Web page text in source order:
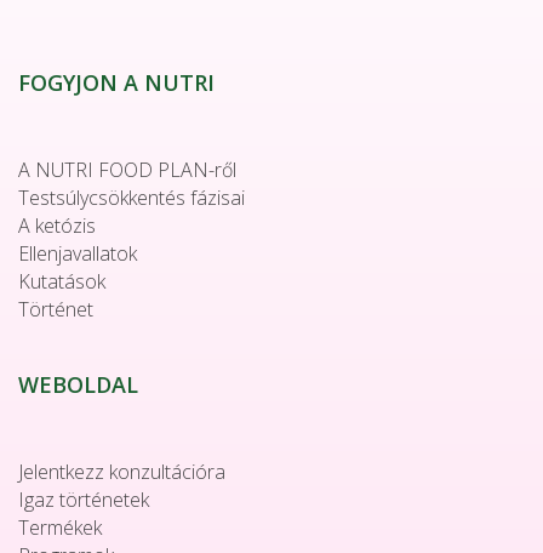
FOGYJON A NUTRI
A NUTRI FOOD PLAN-ről
Testsúlycsökkentés fázisai
A ketózis
Ellenjavallatok
Kutatások
Történet
WEBOLDAL
Jelentkezz konzultációra
Igaz történetek
Termékek